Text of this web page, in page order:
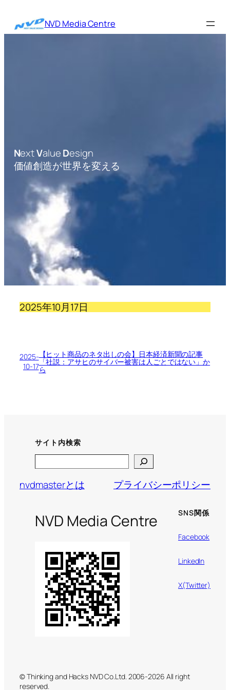
を
NVD Media Centre
NextValueDesign
価値創造が世界を変える
2025年10月17日
2025-
10-17
【ヒット商品のネタ出しの会】日本経済新聞の記事
「社説：アサヒのサイバー被害は人ごとではない」か
ら
サイト内検索
nvdmasterとは
プライバシーポリシー
NVD Media Centre SNS関係
Facebook
LinkedIn
X(Twitter)
© Thinking and Hacks NVD Co.Ltd. 2006-2026 All right
reserved.